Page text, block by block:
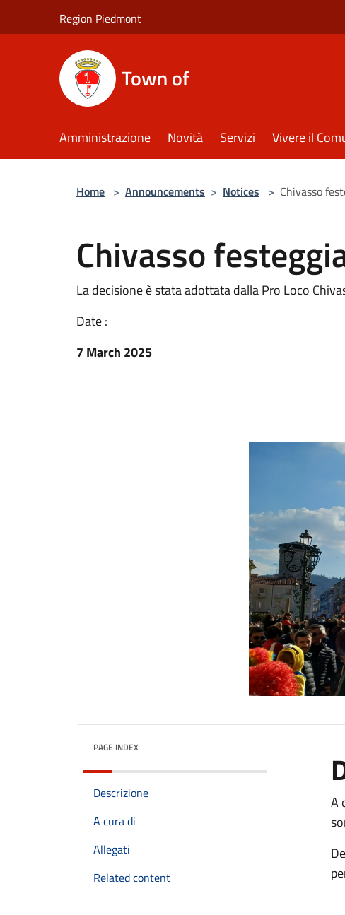
Region Piedmont
Town of
Amministrazione Novità Servizi Vivere il
Home > Announcements > Notices > Chivasso
Chivasso
La decisione è stata adottata dalla Pro Loco
Date :
7 March 2025
PAGE INDEX
Descrizione
A cura di
Allegati
Related content
A